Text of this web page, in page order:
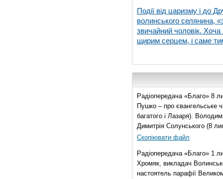
Події від царизму і до
волинського селянина,
звичайний чоловік. Хоча
щирим серцем, і саме
Радіопередача «Благо» 8
Пушко – про євангельське
багатого і Лазаря).
Димитрія Солунського (8
Скопіювати файл
Радіопередача «Благо» 1
Хромяк, викладач
настоятель парафії